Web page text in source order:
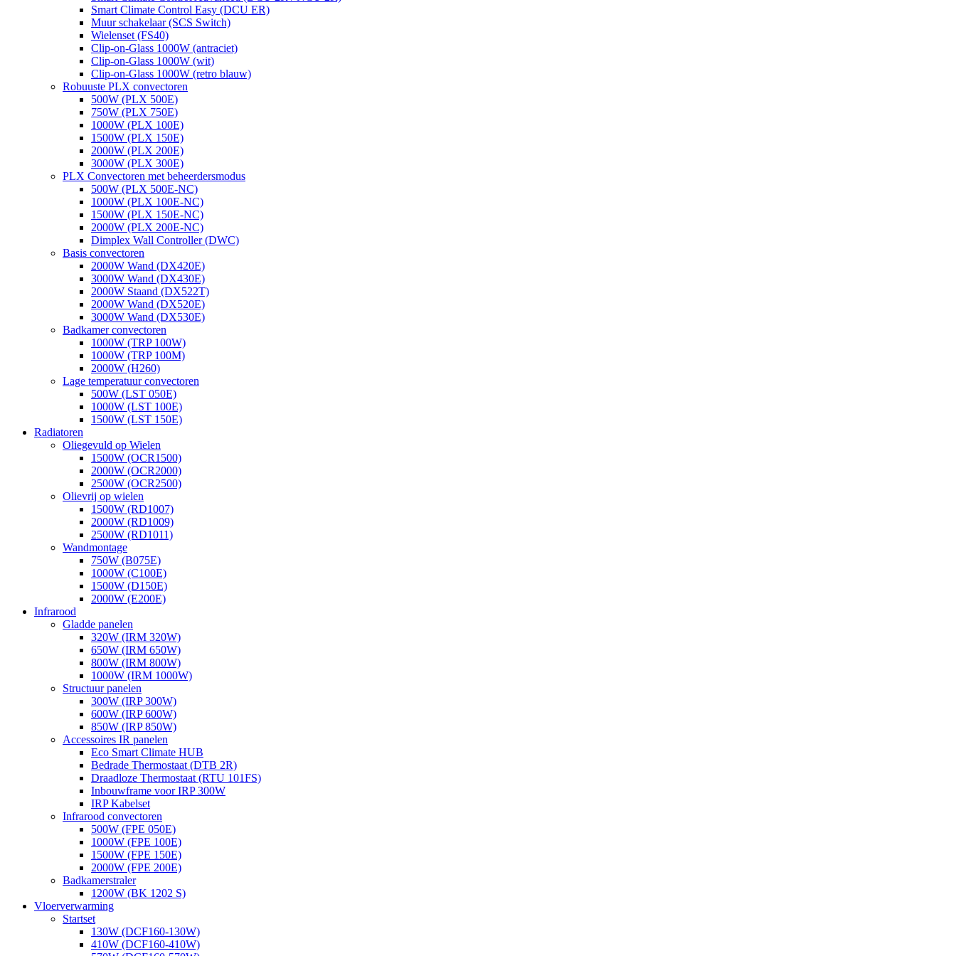
Smart Climate Control Easy (DCU ER)
Muur schakelaar (SCS Switch)
Wielenset (FS40)
Clip-on-Glass 1000W (antraciet)
Clip-on-Glass 1000W (wit)
Clip-on-Glass 1000W (retro blauw)
Robuuste PLX convectoren
500W (PLX 500E)
750W (PLX 750E)
1000W (PLX 100E)
1500W (PLX 150E)
2000W (PLX 200E)
3000W (PLX 300E)
PLX Convectoren met beheerdersmodus
500W (PLX 500E-NC)
1000W (PLX 100E-NC)
1500W (PLX 150E-NC)
2000W (PLX 200E-NC)
Dimplex Wall Controller (DWC)
Basis convectoren
2000W Wand (DX420E)
3000W Wand (DX430E)
2000W Staand (DX522T)
2000W Wand (DX520E)
3000W Wand (DX530E)
Badkamer convectoren
1000W (TRP 100W)
1000W (TRP 100M)
2000W (H260)
Lage temperatuur convectoren
500W (LST 050E)
1000W (LST 100E)
1500W (LST 150E)
Radiatoren
Oliegevuld op Wielen
1500W (OCR1500)
2000W (OCR2000)
2500W (OCR2500)
Olievrij op wielen
1500W (RD1007)
2000W (RD1009)
2500W (RD1011)
Wandmontage
750W (B075E)
1000W (C100E)
1500W (D150E)
2000W (E200E)
Infrarood
Gladde panelen
320W (IRM 320W)
650W (IRM 650W)
800W (IRM 800W)
1000W (IRM 1000W)
Structuur panelen
300W (IRP 300W)
600W (IRP 600W)
850W (IRP 850W)
Accessoires IR panelen
Eco Smart Climate HUB
Bedrade Thermostaat (DTB 2R)
Draadloze Thermostaat (RTU 101FS)
Inbouwframe voor IRP 300W
IRP Kabelset
Infrarood convectoren
500W (FPE 050E)
1000W (FPE 100E)
1500W (FPE 150E)
2000W (FPE 200E)
Badkamerstraler
1200W (BK 1202 S)
Vloerverwarming
Startset
130W (DCF160-130W)
410W (DCF160-410W)